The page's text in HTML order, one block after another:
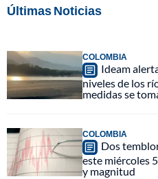
Últimas Noticias
COLOMBIA
Ideam
niveles de los
medidas se
COLOMBIA
Dos
este miércoles
y magnitud